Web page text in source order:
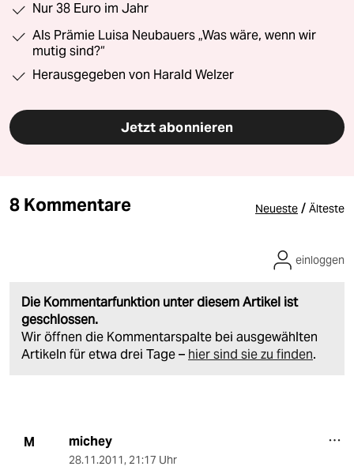
Nur 38 Euro im Jahr
Als Prämie Luisa Neubauers „Was wäre, wenn wir
mutig sind?“
Herausgegeben von Harald Welzer
Jetzt abonnieren
8 Kommentare Neueste / Älteste
Die Kommentarfunktion unter diesem Artikel ist
geschlossen.
Wir öffnen die Kommentarspalte bei ausgewählten
Artikeln für etwa drei Tage – hier sind sie zu finden.
einloggen
M michey
28.11.2011, 21:17 Uhr